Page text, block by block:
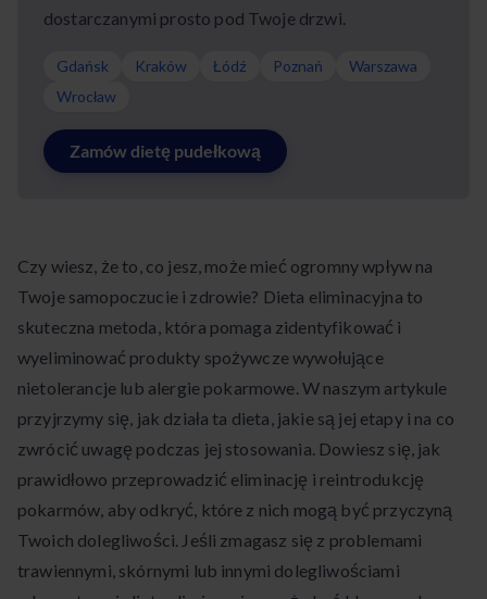
dostarczanymi prosto pod Twoje drzwi.
Gdańsk Kraków Łódź Poznań
Warszawa
Wrocław
Zamów dietę pudełkową
Czy wiesz, że to, co jesz, może mieć ogromny wpływ na
Twoje samopoczucie i zdrowie? Dieta eliminacyjna to
skuteczna metoda, która pomaga zidentyfikować i
wyeliminować produkty spożywcze wywołujące
nietolerancje lub alergie pokarmowe. W naszym artykule
przyjrzymy się, jak działa ta dieta, jakie są jej etapy i na co
zwrócić uwagę podczas jej stosowania. Dowiesz się, jak
prawidłowo przeprowadzić eliminację i reintrodukcję
pokarmów, aby odkryć, które z nich mogą być przyczyną
Twoich dolegliwości. Jeśli zmagasz się z problemami
trawiennymi, skórnymi lub innymi dolegliwościami